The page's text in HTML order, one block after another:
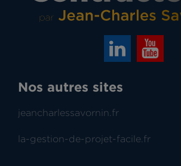
Nos autres sites
jeancharlessavornin.fr
la-gestion-de-projet-facile.fr